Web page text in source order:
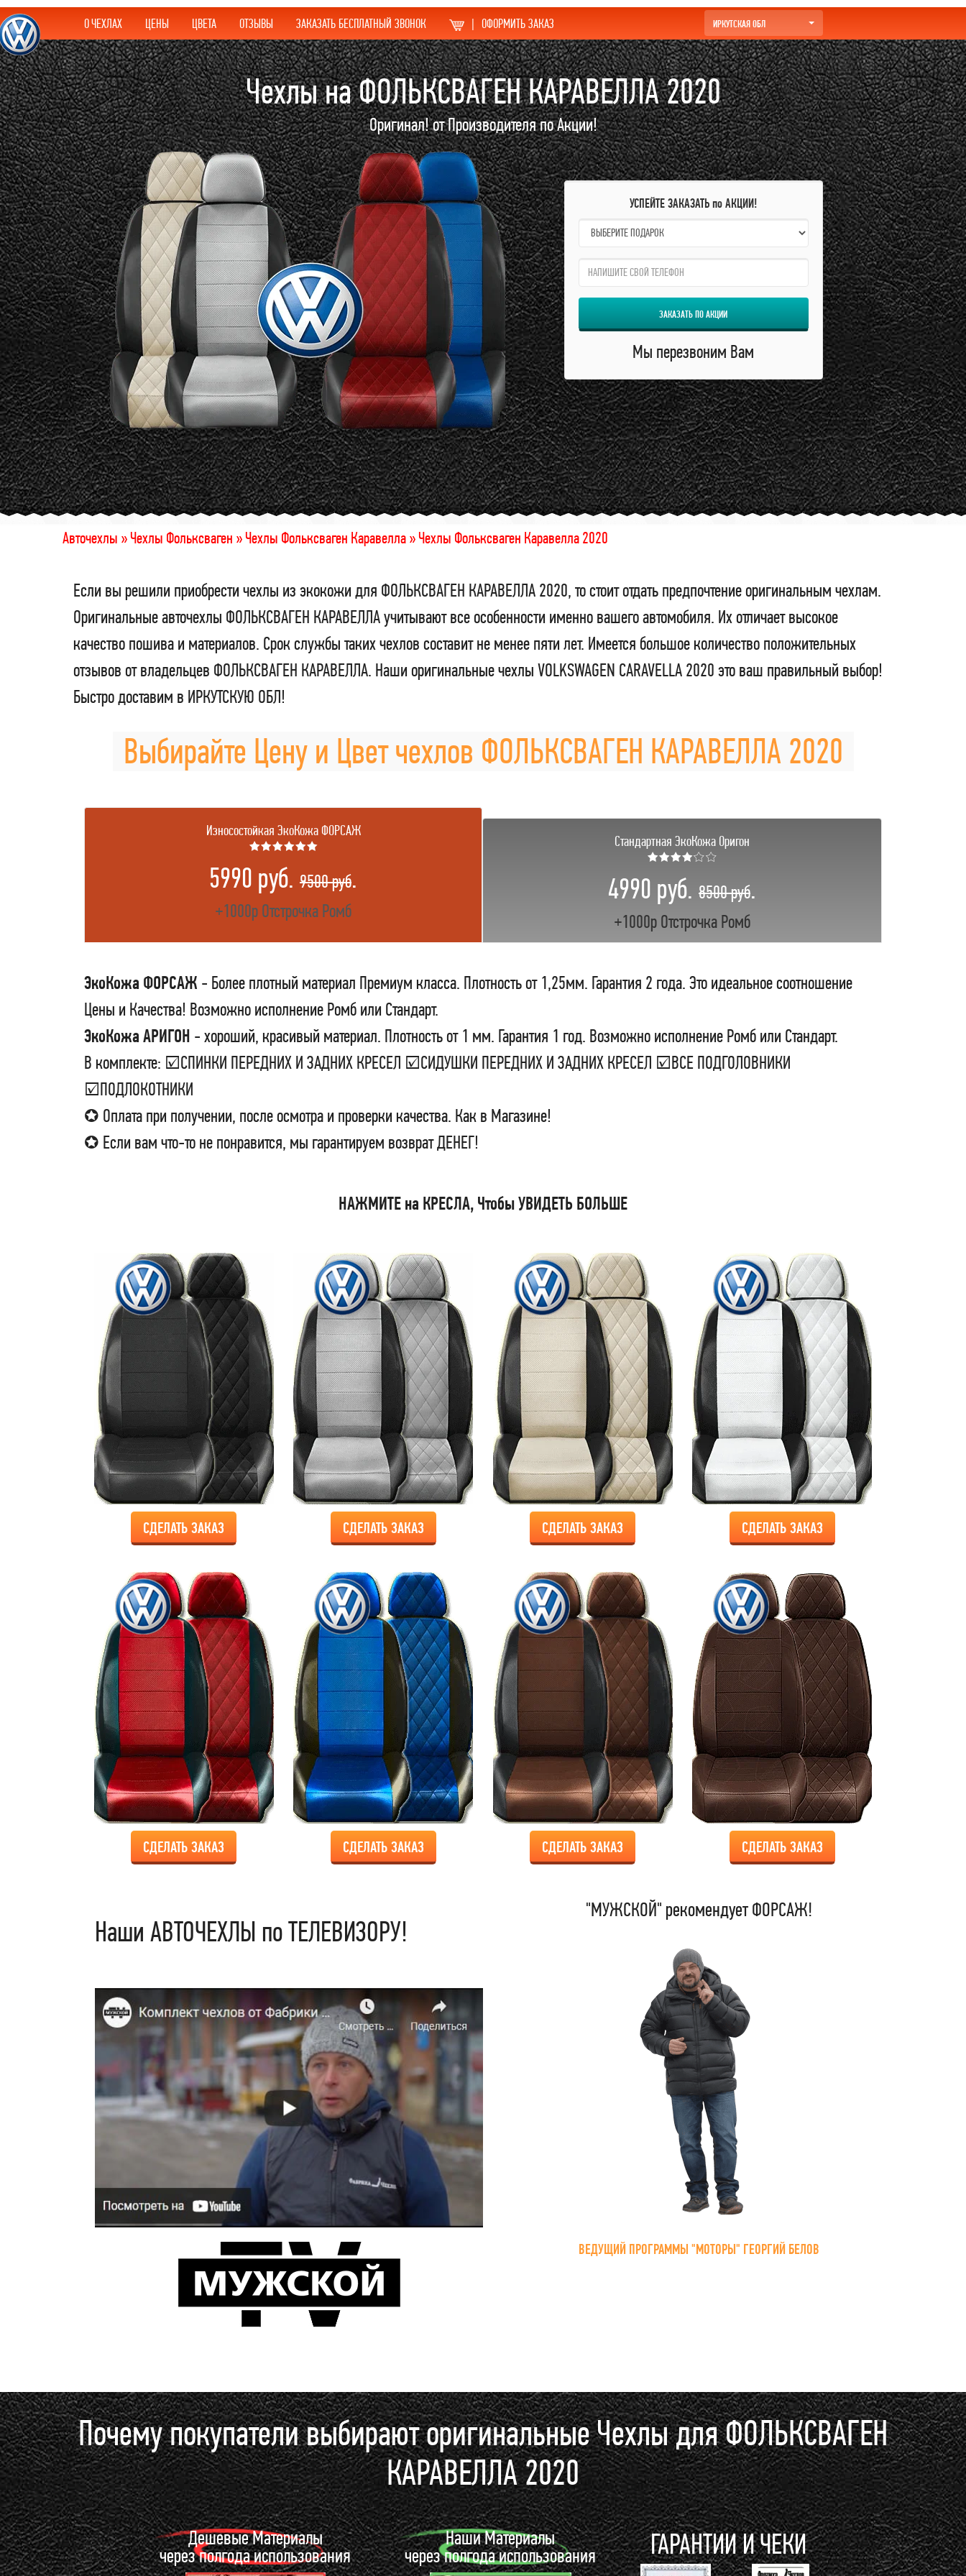
О ЧЕХЛАХ ЦЕНЫ ЦВЕТА ОТЗЫВЫ ЗАКАЗАТЬ БЕСПЛАТНЫЙ ЗВОНОК | ОФОРМИТЬ ЗАКАЗ ИРКУТСКАЯ ОБЛ
Чехлы на ФОЛЬКСВАГЕН КАРАВЕЛЛА 2020
Оригинал! от Производителя по Акции!
УСПЕЙТЕ ЗАКАЗАТЬ по АКЦИИ!
name:
qzw:
ЗАКАЗАТЬ ПО АКЦИИ
Мы перезвоним Вам
Авточехлы »Чехлы Фольксваген »Чехлы Фольксваген Каравелла »Чехлы Фольксваген Каравелла 2020
Если вы решили приобрести чехлы из экокожи для ФОЛЬКСВАГЕН КАРАВЕЛЛА 2020, то стоит отдать предпочтение оригинальным чехлам.
Оригинальные авточехлы ФОЛЬКСВАГЕН КАРАВЕЛЛА учитывают все особенности именно вашего автомобиля. Их отличает высокое
качество пошива и материалов. Срок службы таких чехлов составит не менее пяти лет. Имеется большое количество положительных
отзывов от владельцев ФОЛЬКСВАГЕН КАРАВЕЛЛА. Наши оригинальные чехлы VOLKSWAGEN CARAVELLA 2020 это ваш правильный выбор!
Быстро доставим в ИРКУТСКУЮ ОБЛ!
Выбирайте Цену и Цвет чехлов ФОЛЬКСВАГЕН КАРАВЕЛЛА 2020
Износостойкая ЭкоКожа ФОРСАЖ
★★★★★★
5990 руб. 9500 руб.
+1000р Отстрочка Ромб
Стандартная ЭкоКожа Оригон
★★★★☆☆
4990 руб. 8500 руб.
+1000р Отстрочка Ромб
ЭкоКожа ФОРСАЖ - Более плотный материал Премиум класса. Плотность от 1,25мм. Гарантия 2 года. Это идеальное соотношение
Цены и Качества! Возможно исполнение Ромб или Стандарт.
ЭкоКожа АРИГОН - хороший, красивый материал. Плотность от 1 мм. Гарантия 1 год. Возможно исполнение Ромб или Стандарт.
В комплекте: ☑СПИНКИ ПЕРЕДНИХ И ЗАДНИХ КРЕСЕЛ ☑СИДУШКИ ПЕРЕДНИХ И ЗАДНИХ КРЕСЕЛ ☑ВСЕ ПОДГОЛОВНИКИ
☑ПОДЛОКОТНИКИ
✪ Оплата при получении, после осмотра и проверки качества. Как в Магазине!
✪ Если вам что-то не понравится, мы гарантируем возврат ДЕНЕГ!
НАЖМИТЕ на КРЕСЛА, Чтобы УВИДЕТЬ БОЛЬШЕ
СДЕЛАТЬ ЗАКАЗ СДЕЛАТЬ ЗАКАЗ СДЕЛАТЬ ЗАКАЗ СДЕЛАТЬ ЗАКАЗ
СДЕЛАТЬ ЗАКАЗ СДЕЛАТЬ ЗАКАЗ СДЕЛАТЬ ЗАКАЗ СДЕЛАТЬ ЗАКАЗ
Наши АВТОЧЕХЛЫ по ТЕЛЕВИЗОРУ!
"МУЖСКОЙ" рекомендует ФОРСАЖ!
ВЕДУЩИЙ ПРОГРАММЫ "МОТОРЫ" ГЕОРГИЙ БЕЛОВ
Почему покупатели выбирают оригинальные Чехлы для ФОЛЬКСВАГЕН
КАРАВЕЛЛА 2020
Дешевые Материалы
через полгода использования
Наши Материалы
через полгода использования
ГАРАНТИИ И ЧЕКИ